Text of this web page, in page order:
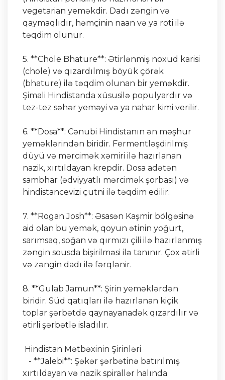
vegetarian yeməkdir. Dadı zəngin və
qaymaqlıdır, həmçinin naan və ya roti ilə
təqdim olunur.
5. **Chole Bhature**: Ətirlənmiş noxud karisi
(chole) və qızardılmış böyük çörək
(bhature) ilə təqdim olunan bir yeməkdir.
Şimali Hindistanda xüsusilə populyardır və
tez-tez səhər yeməyi və ya nahar kimi verilir.
6. **Dosa**: Cənubi Hindistanın ən məşhur
yeməklərindən biridir. Fermentləşdirilmiş
düyü və mərcimək xəmiri ilə hazırlanan
nazik, xırtıldayan krepdir. Dosa adətən
sambhar (ədviyyatlı mərcimək şorbası) və
hindistancevizi çutni ilə təqdim edilir.
7. **Rogan Josh**: Əsasən Kaşmir bölgəsinə
aid olan bu yemək, qoyun ətinin yoğurt,
sarımsaq, soğan və qırmızı çili ilə hazırlanmış
zəngin sousda bişirilməsi ilə tanınır. Çox ətirli
və zəngin dadı ilə fərqlənir.
8. **Gulab Jamun**: Şirin yeməklərdən
biridir. Süd qatıqları ilə hazırlanan kiçik
toplar şərbətdə qaynayanadək qızardılır və
ətirli şərbətlə isladılır.
Hindistan Mətbəxinin Şirinləri
- **Jalebi**: Şəkər şərbətinə batırılmış
xırtıldayan və nazik spirallər halında